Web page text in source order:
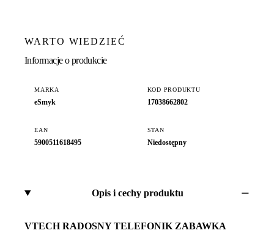
WARTO WIEDZIEĆ
Informacje o produkcie
MARKA
eSmyk
KOD PRODUKTU
17038662802
EAN
5900511618495
STAN
Niedostępny
Opis i cechy produktu
VTECH RADOSNY TELEFONIK ZABAWKA